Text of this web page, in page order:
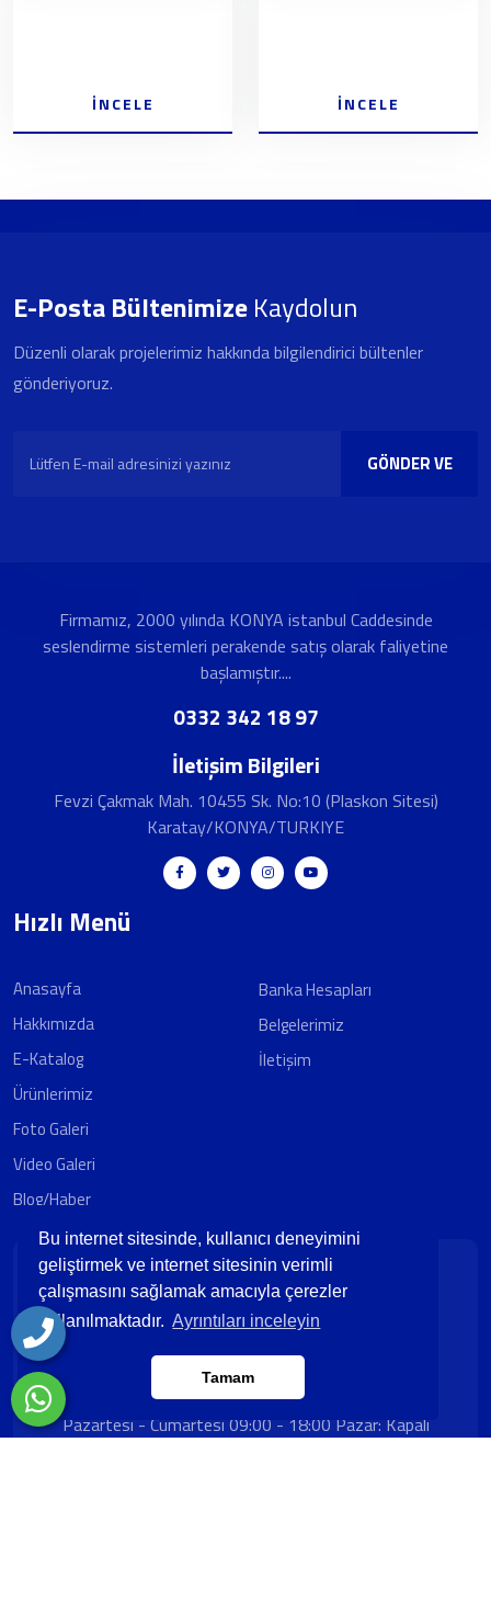
Bu internet sitesinde, kullanıcı deneyimini
geliştirmek ve internet sitesinin verimli
çalışmasını sağlamak amacıyla çerezler
kullanılmaktadır. Ayrıntıları inceleyin
Tamam
İNCELE İNCELE
E-Posta BültenimizeKaydolun
Düzenli olarak projelerimiz hakkında bilgilendirici bültenler
gönderiyoruz.
GÖNDER VE
Firmamız, 2000 yılında KONYA istanbul Caddesinde
seslendirme sistemleri perakende satış olarak faliyetine
başlamıştır....
0332 342 18 97
İletişim Bilgileri
Fevzi Çakmak Mah. 10455 Sk. No:10 (Plaskon Sitesi)
Karatay/KONYA/TURKIYE
Hızlı Menü
Anasayfa
Hakkımızda
E-Katalog
Ürünlerimiz
Foto Galeri
Video Galeri
Blog/Haber
Banka Hesapları
Belgelerimiz
İletişim
Misyonumuz ; AÇELSAN olarak,Hizmetlerimizle
sağladığımız güvenirlilik ve yüksek iş ahlakımız ile
müşterilerin ilk tercihi olarak, çalışanlarımız ve
müşterilerimiz için değer yaratan bir şirket olmak.
Çalışma Saatleri
Pazartesi - Cumartesi 09:00 - 18:00 Pazar: Kapalı